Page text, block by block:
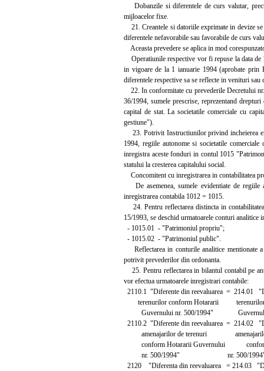
Dobanzile si diferentele de curs valutar,
mijloacelor fixe.
21. Creantele si datoriile exprimate in devize
diferentele nefavorabile sau favorabile de curs
Aceasta prevedere se aplica in mod
Operatiunile respective vor fi repuse la data de
in vigoare de la 1 ianuarie 1994 (aprobate prin
diferentele respective sa se reflecte in venituri sau
22. In conformitate cu prevederile Decretului
36/1994, sumele prescrise, reprezentand
capital de stat. La societatile comerciale cu
gestiune").
23. Potrivit Instructiunilor privind incheierea
1994, regiile autonome si societatile
inregistra aceste fonduri in contul 1015
statului la cresterea capitalului social.
Concomitent cu inregistrarea in contabilitatea
De asemenea, sumele evidentiate de
inregistrarea contabila 1012 = 1015.
24. Pentru reflectarea distincta in
15/1993, se deschid urmatoarele conturi
- 1015.01 - "Patrimoniul propriu";
- 1015.02 - "Patrimoniul public".
Reflectarea in conturile analitice mentionate
potrivit prevederilor din ordonanta.
25. Pentru reflectarea in bilantul contabil pe
vor efectua urmatoarele inregistrari contabile:
2110.1 "Diferente din reevaluarea = 214.01
terenurilor conform Hotararii terenurilor
Guvernului nr. 500/1994" Guvernului
2110.2 "Diferente din reevaluarea = 214.02
amenajarilor de terenuri amenajarilor
conform Hotararii Guvernului conform
nr. 500/1994" nr. 500/
2120 "Diferenta din reevaluarea = 214.03